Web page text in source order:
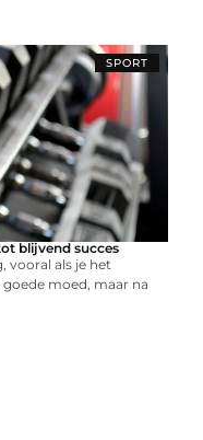
SPORT
blijvend succes
vooral als je het
moed, maar na